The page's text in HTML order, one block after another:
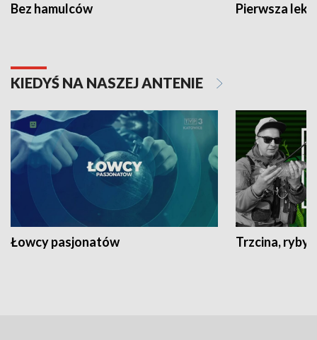
Bez hamulców Pierwsza
KIEDYŚ NA NASZEJ ANTENIE
Łowcy pasjonatów Trzcina, ryby